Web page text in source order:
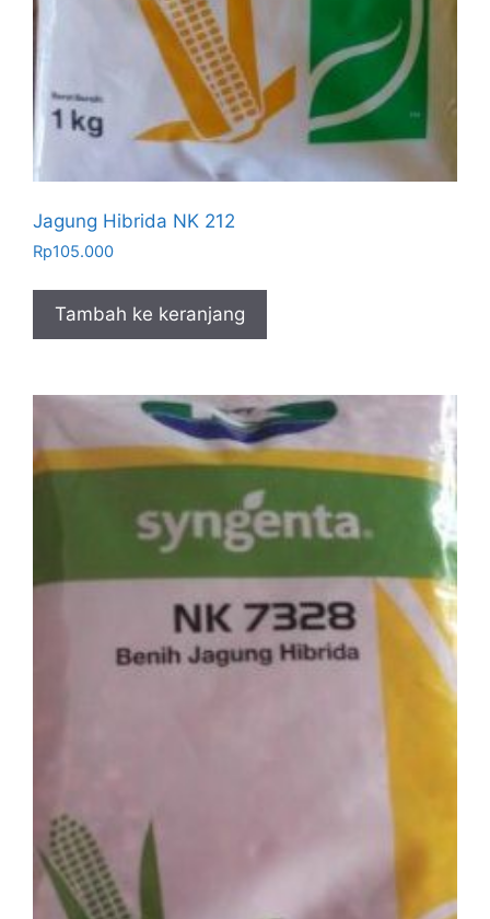
Jagung Hibrida NK 212
Rp105.000
Tambah ke keranjang